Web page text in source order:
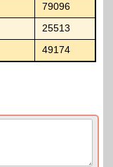
79096
25513
49174